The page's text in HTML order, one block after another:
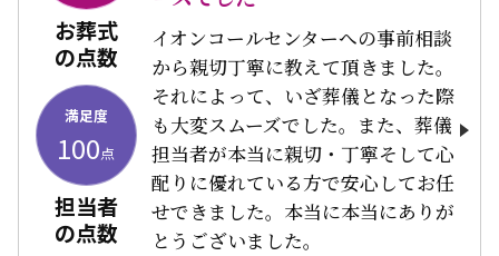
お葬式
の点数
満足度
100点
担当者
の点数
イオンコールセンターへの事前相談
から親切丁寧に教えて頂きました。
それによって、いざ葬儀となった際
も大変スムーズでした。また、葬儀
担当者が本当に親切・丁寧そして心
配りに優れている方で安心してお任
せできました。本当に本当にありが
とうございました。